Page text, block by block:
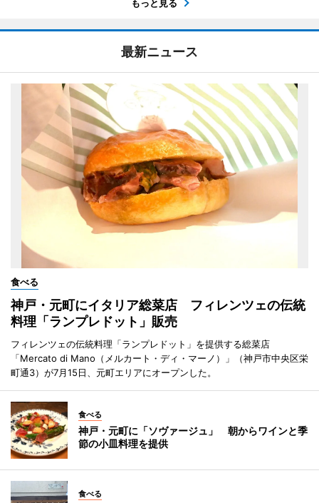
もっと見る
最新ニュース
食べる
神戸・元町にイタリア総菜店 フィレンツェの伝統
料理「ランプレドット」販売
フィレンツェの伝統料理「ランプレドット」を提供する総菜店
「Mercato di Mano（メルカート・ディ・マーノ）」（神戸市中央区栄
町通3）が7月15日、元町エリアにオープンした。
食べる
神戸・元町に「ソヴァージュ」 朝からワインと季
節の小皿料理を提供
食べる